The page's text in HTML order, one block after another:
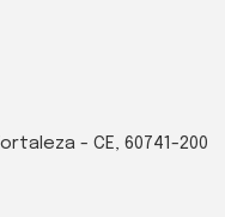
- CE, 60741-200